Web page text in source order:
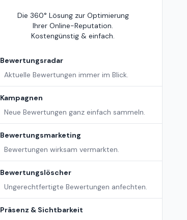
Die 360° Lösung zur Optimierung
Ihrer Online-Reputation.
Kostengünstig & einfach.
Bewertungsradar
Aktuelle Bewertungen immer im Blick.
Kampagnen
Neue Bewertungen ganz einfach sammeln.
Bewertungsmarketing
Bewertungen wirksam vermarkten.
Bewertungslöscher
Ungerechtfertigte Bewertungen anfechten.
Präsenz & Sichtbarkeit